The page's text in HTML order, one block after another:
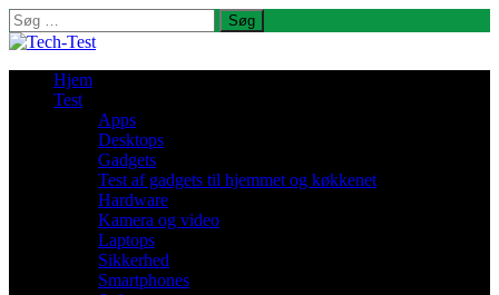
Søg
efter:
Hjem
Test
Apps
Desktops
Gadgets
Test af gadgets til hjemmet og køkkenet
Hardware
Kamera og video
Laptops
Sikkerhed
Smartphones